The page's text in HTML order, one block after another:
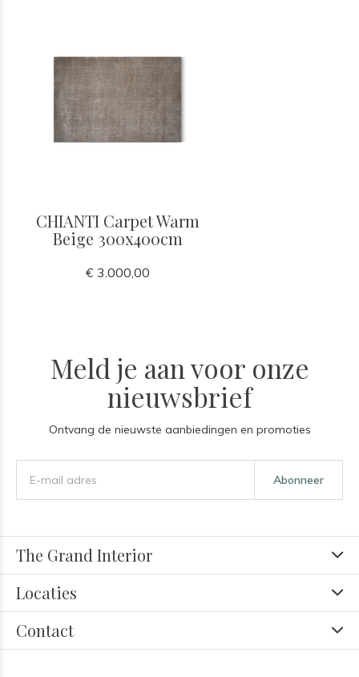
CHIANTI Carpet Warm
Beige 300x400cm
€ 3.000,00
Meld je aan voor onze
nieuwsbrief
Ontvang de nieuwste aanbiedingen en promoties
Abonneer
The Grand Interior
Locaties
Contact